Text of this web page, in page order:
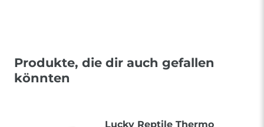
Produkte, die dir auch gefallen
könnten
Lucky Reptile Thermo